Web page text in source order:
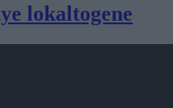
lokaltogene